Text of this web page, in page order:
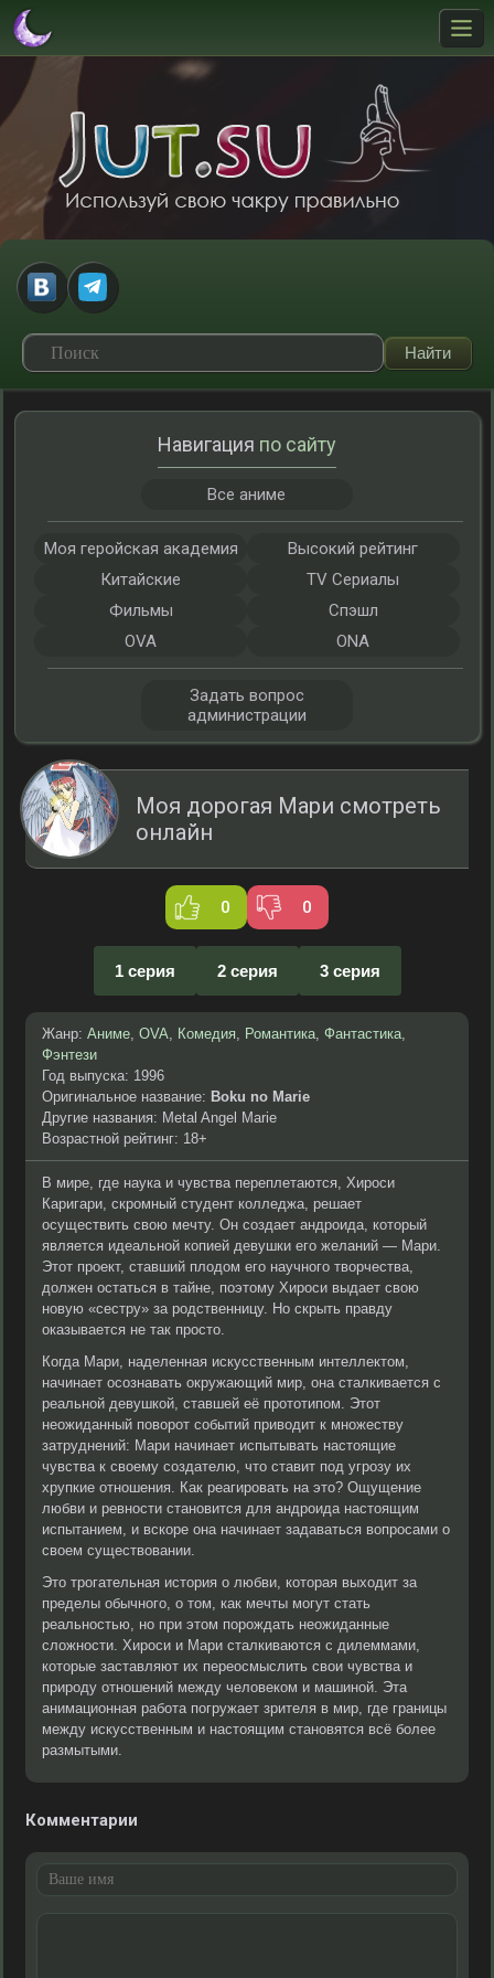
Моя дорогая Мари смотреть
онлайн
0 0
1 серия 2 серия 3 серия
Жанр: Аниме, OVA, Комедия, Романтика, Фантастика,
Фэнтези
Год выпуска: 1996
Оригинальное название: Boku no Marie
Другие названия: Metal Angel Marie
Возрастной рейтинг: 18+
В мире, где наука и чувства переплетаются, Хироси
Каригари, скромный студент колледжа, решает
осуществить свою мечту. Он создает андроида, который
является идеальной копией девушки его желаний — Мари.
Этот проект, ставший плодом его научного творчества,
должен остаться в тайне, поэтому Хироси выдает свою
новую «сестру» за родственницу. Но скрыть правду
оказывается не так просто.
Когда Мари, наделенная искусственным интеллектом,
начинает осознавать окружающий мир, она сталкивается с
реальной девушкой, ставшей её прототипом. Этот
неожиданный поворот событий приводит к множеству
затруднений: Мари начинает испытывать настоящие
чувства к своему создателю, что ставит под угрозу их
хрупкие отношения. Как реагировать на это? Ощущение
любви и ревности становится для андроида настоящим
испытанием, и вскоре она начинает задаваться вопросами о
своем существовании.
Это трогательная история о любви, которая выходит за
пределы обычного, о том, как мечты могут стать
реальностью, но при этом порождать неожиданные
сложности. Хироси и Мари сталкиваются с дилеммами,
которые заставляют их переосмыслить свои чувства и
природу отношений между человеком и машиной. Эта
анимационная работа погружает зрителя в мир, где границы
между искусственным и настоящим становятся всё более
размытыми.
Комментарии
Навигация по сайту
Все аниме
Моя геройская академия
Высокий рейтинг
Китайские
TV Сериалы
Фильмы
Спэшл
OVA
ONA
Задать вопрос
администрации